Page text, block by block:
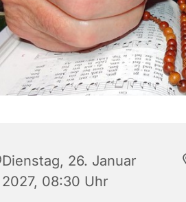
Dienstag, 26. Januar
2027, 08:30 Uhr